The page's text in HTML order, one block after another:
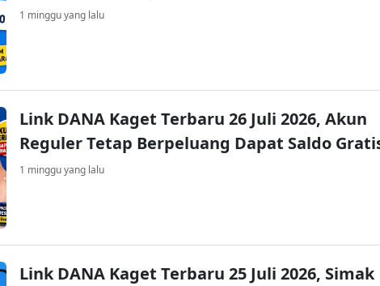
1 minggu yang lalu
Link DANA Kaget Terbaru 26 Juli 2026, Akun
Reguler Tetap Berpeluang Dapat Saldo
1 minggu yang lalu
Link DANA Kaget Terbaru 25 Juli 2026, Simak